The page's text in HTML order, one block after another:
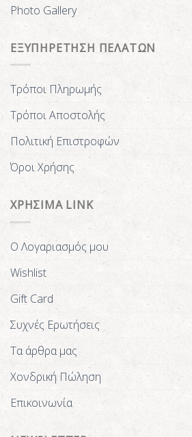
Photo Gallery
ΕΞΥΠΗΡΕΤΗΣΗ ΠΕΛΑΤΩΝ
Τρόποι Πληρωμής
Τρόποι Αποστολής
Πολιτική Επιστροφών
Όροι Χρήσης
ΧΡΗΣΙΜΑ LINK
Ο Λογαριασμός μου
Wishlist
Gift Card
Συχνές Ερωτήσεις
Τα άρθρα μας
Χονδρική Πώληση
Επικοινωνία